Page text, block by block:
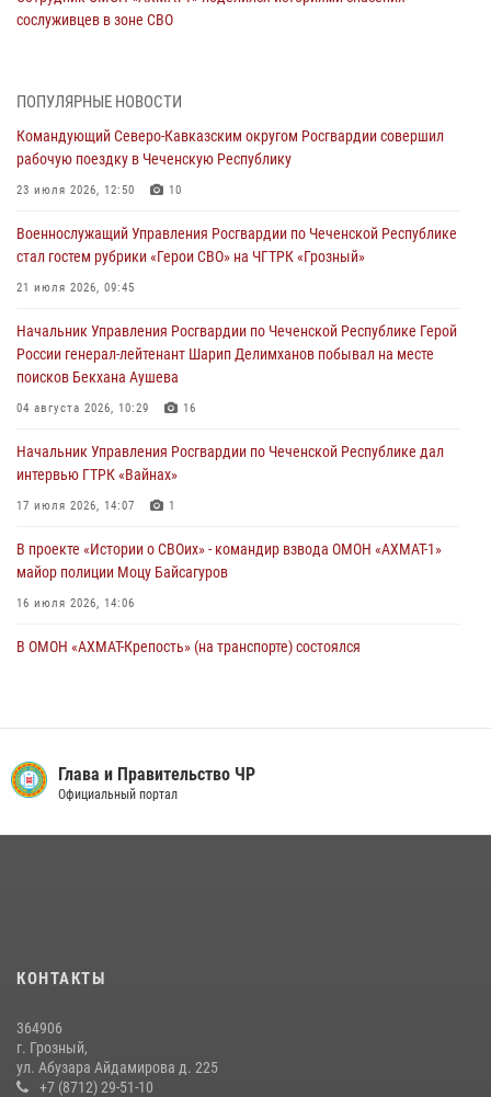
сослуживцев в зоне СВО
Командующий Северо-Кавказским округом Росгвардии совершил
23 июля 2026, 12:50
Военнослужащий Управления Росгвардии по Чеченской Республике
21 июля 2026, 09:45
В ДНР росгвардейцы уничтожили около 80 вражеских
19 июля 2026, 13:50
В Грозном Росгвардия обеспечила безопасность конно-спортивных
соревнований
ПОПУЛЯРНЫЕ НОВОСТИ
Командующий Северо-Кавказским округом Росгвардии совершил
рабочую поездку в Чеченскую Республику
23 июля 2026, 12:50 10
Военнослужащий Управления Росгвардии по Чеченской Республике
стал гостем рубрики «Герои СВО» на ЧГТРК «Грозный»
21 июля 2026, 09:45
Начальник Управления Росгвардии по Чеченской Республике Герой
России генерал-лейтенант Шарип Делимханов побывал на месте
поисков Бекхана Аушева
04 августа 2026, 10:29 16
Начальник Управления Росгвардии по Чеченской Республике дал
интервью ГТРК «Вайнах»
17 июля 2026, 14:07 1
В проекте «Истории о СВОих» - командир взвода ОМОН «АХМАТ-1»
майор полиции Моцу Байсагуров
16 июля 2026, 14:06
В ОМОН «АХМАТ-Крепость» (на транспорте) состоялся
владельцев гражданского оружия об изменениях в
законодательстве
сослуживцев в зоне СВО
В Грозном Росгвардия обеспечила безопасность конно-спортивных
соревнований
Глава и Правительство ЧР
Официальный портал
КОНТАКТЫ
364906
г. Грозный,
ул. Абузара Айдамирова д. 225
+7 (8712) 29-51-10